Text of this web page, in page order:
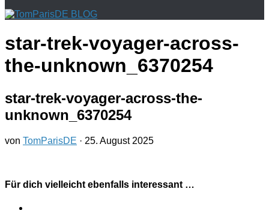
star-trek-voyager-across-
the-unknown_6370254
star-trek-voyager-across-the-
unknown_6370254
von TomParisDE · 25. August 2025
Für dich vielleicht ebenfalls interessant …